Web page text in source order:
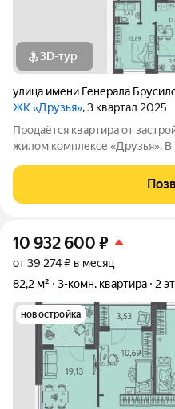
3D-тур
улица имени Генерала
ЖК «Друзья», 3 квартал 2025
Продаётся квартира от
жилом комплексе «Друзья». В
Бесплатные игровая комната
10 932 600 ₽
от 39 274 ₽ в месяц
82,2 м²
3-комн. квартира 2
новостройка